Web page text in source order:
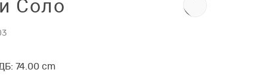
Соло
74.00 cm